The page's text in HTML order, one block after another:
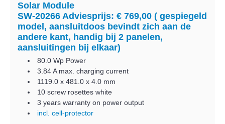
Solar Module
SW-20266 Adviesprijs: € 769,00 ( gespiegeld
model, aansluitdoos bevindt zich aan de
andere kant, handig bij 2 panelen,
aansluitingen bij elkaar)
80.0 Wp Power
3.84 A max. charging current
1119.0 x 481.0 x 4.0 mm
10 screw rosettes white
3 years warranty on power output
incl. cell-protector